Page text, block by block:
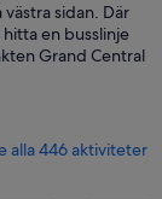
sidan. Där
en busslinje
Grand Central
alla 446 aktiviteter